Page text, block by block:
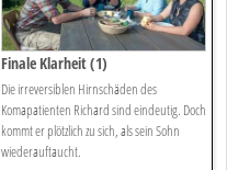
Finale Klarheit (1)
Die irreversiblen Hirnschäden des
Komapatienten Richard sind eindeutig. Doch
kommt er plötzlich zu sich, als sein Sohn
wiederauftaucht.